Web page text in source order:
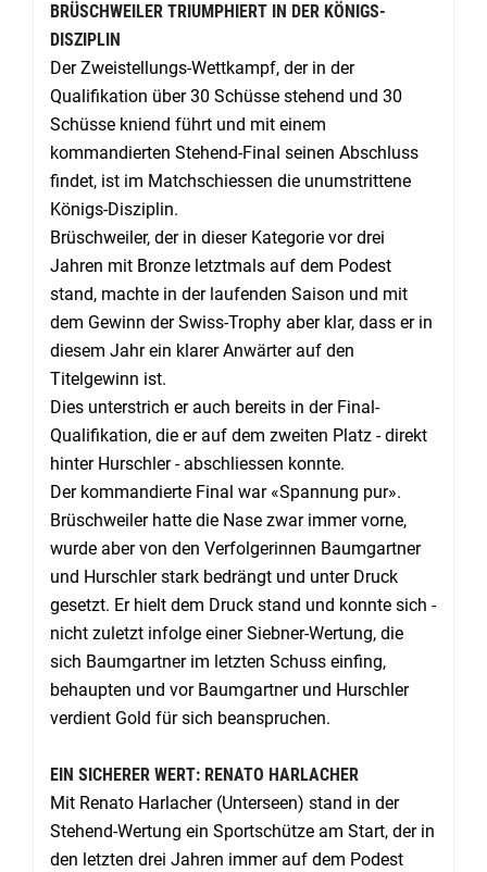
BRÜSCHWEILER TRIUMPHIERT IN DER KÖNIGS-
DISZIPLIN
Der Zweistellungs-Wettkampf, der in der
Qualifikation über 30 Schüsse stehend und 30
Schüsse kniend führt und mit einem
kommandierten Stehend-Final seinen Abschluss
findet, ist im Matchschiessen die unumstrittene
Königs-Disziplin.
Brüschweiler, der in dieser Kategorie vor drei
Jahren mit Bronze letztmals auf dem Podest
stand, machte in der laufenden Saison und mit
dem Gewinn der Swiss-Trophy aber klar, dass er in
diesem Jahr ein klarer Anwärter auf den
Titelgewinn ist.
Dies unterstrich er auch bereits in der Final-
Qualifikation, die er auf dem zweiten Platz - direkt
hinter Hurschler - abschliessen konnte.
Der kommandierte Final war «Spannung pur».
Brüschweiler hatte die Nase zwar immer vorne,
wurde aber von den Verfolgerinnen Baumgartner
und Hurschler stark bedrängt und unter Druck
gesetzt. Er hielt dem Druck stand und konnte sich -
nicht zuletzt infolge einer Siebner-Wertung, die
sich Baumgartner im letzten Schuss einfing,
behaupten und vor Baumgartner und Hurschler
verdient Gold für sich beanspruchen.
EIN SICHERER WERT: RENATO HARLACHER
Mit Renato Harlacher (Unterseen) stand in der
Stehend-Wertung ein Sportschütze am Start, der in
den letzten drei Jahren immer auf dem Podest